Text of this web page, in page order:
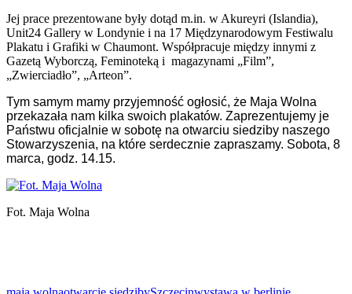
Jej prace prezentowane były dotąd m.in. w Akureyri (Islandia),
Unit24 Gallery w Londynie i na 17 Międzynarodowym Festiwalu
Plakatu i Grafiki w Chaumont. Współpracuje między innymi z
Gazetą Wyborczą, Feminoteką i magazynami „Film”,
„Zwierciadło”, „Arteon”.
Tym samym mamy przyjemność ogłosić, że Maja Wolna
przekazała nam kilka swoich plakatów. Zaprezentujemy je
Państwu oficjalnie w sobotę na otwarciu siedziby naszego
Stowarzyszenia, na które serdecznie zapraszamy. Sobota, 8
marca, godz. 14.15.
Fot. Maja Wolna